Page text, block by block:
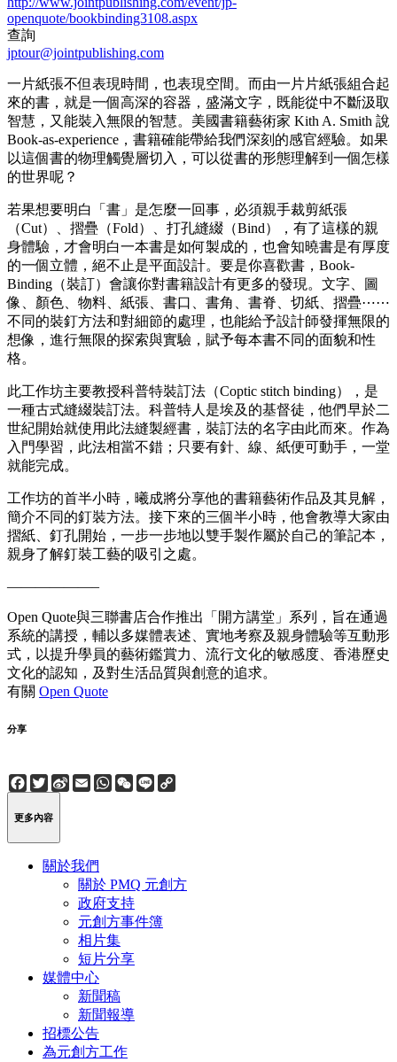
openquote/bookbinding3108.aspx
查詢
jptour@jointpublishing.com
一片紙張不但表現時間，也表現空間。而由一片片紙張組合起
來的書，就是一個高深的容器，盛滿文字，既能從中不斷汲取
智慧，又能裝入無限的智慧。美國書籍藝術家 Kith A. Smith 說
Book-as-experience，書籍確能帶給我們深刻的感官經驗。如果
以這個書的物理觸覺層切入，可以從書的形態理解到一個怎樣
的世界呢？
若果想要明白「書」是怎麼一回事，必須親手裁剪紙張
（Cut）、摺疊（Fold）、打孔縫綴（Bind），有了這樣的親
身體驗，才會明白一本書是如何製成的，也會知曉書是有厚度
的一個立體，絕不止是平面設計。要是你喜歡書，Book-
Binding（裝訂）會讓你對書籍設計有更多的發現。文字、圖
像、顏色、物料、紙張、書口、書角、書脊、切紙、摺疊⋯⋯
不同的裝釘方法和對細節的處理，也能給予設計師發揮無限的
想像，進行無限的探索與實驗，賦予每本書不同的面貌和性
格。
此工作坊主要教授科普特裝訂法（Coptic stitch binding），是
一種古式縫綴裝訂法。科普特人是埃及的基督徒，他們早於二
世紀開始就使用此法縫製經書，裝訂法的名字由此而來。作為
入門學習，此法相當不錯；只要有針、線、紙便可動手，一堂
就能完成。
工作坊的首半小時，曦成將分享他的書籍藝術作品及其見解，
簡介不同的釘裝方法。接下來的三個半小時，他會教導大家由
摺紙、釘孔開始，一步一步地以雙手製作屬於自己的筆記本，
親身了解釘裝工藝的吸引之處。
——————–
Open Quote與三聯書店合作推出「開方講堂」系列，旨在通過
系統的講授，輔以多媒體表述、實地考察及親身體驗等互動形
式，以提升學員的藝術鑑賞力、流行文化的敏感度、香港歷史
文化的認知，及對生活品質與創意的追求。
有關 Open Quote
分享
Facebook
Twitter
Sina
Weibo
EmailWhatsApp
WeChat
Line
更多內容
關於我們
關於 PMQ 元創方
政府支持
元創方事件簿
相片集
短片分享
媒體中心
新聞稿
新聞報導
招標公告
為元創方工作